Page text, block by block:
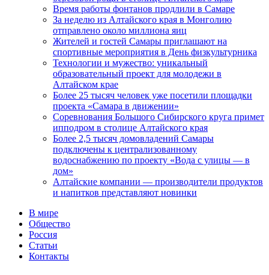
Время работы фонтанов продлили в Самаре
За неделю из Алтайского края в Монголию
отправлено около миллиона яиц
Жителей и гостей Самары приглашают на
спортивные мероприятия в День физкультурника
Технологии и мужество: уникальный
образовательный проект для молодежи в
Алтайском крае
Более 25 тысяч человек уже посетили площадки
проекта «Самара в движении»
Соревнования Большого Сибирского круга примет
ипподром в столице Алтайского края
Более 2,5 тысяч домовладений Самары
подключены к централизованному
водоснабжению по проекту «Вода с улицы — в
дом»
Алтайские компании — производители продуктов
и напитков представляют новинки
В мире
Общество
Россия
Статьи
Контакты